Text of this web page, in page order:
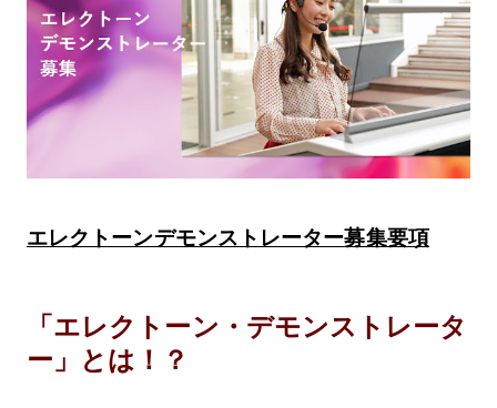
エレクトーンデモンストレーター募集要項
「エレクトーン・デモンストレータ
ー」とは！？